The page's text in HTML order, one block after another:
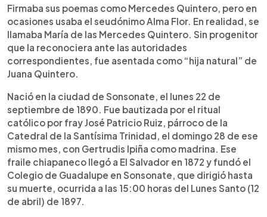
Escuchar artículo
Firmaba sus poemas como Mercedes Quintero, pero en
ocasiones usaba el seudónimo Alma Flor. En realidad, se
llamaba María de las Mercedes Quintero. Sin progenitor
que la reconociera ante las autoridades
correspondientes, fue asentada como “hija natural” de
Juana Quintero.
Nació en la ciudad de Sonsonate, el lunes 22 de
septiembre de 1890. Fue bautizada por el ritual
católico por fray José Patricio Ruiz, párroco de la
Catedral de la Santísima Trinidad, el domingo 28 de ese
mismo mes, con Gertrudis Ipiña como madrina. Ese
fraile chiapaneco llegó a El Salvador en 1872 y fundó el
Colegio de Guadalupe en Sonsonate, que dirigió hasta
su muerte, ocurrida a las 15:00 horas del Lunes Santo (12
de abril) de 1897.